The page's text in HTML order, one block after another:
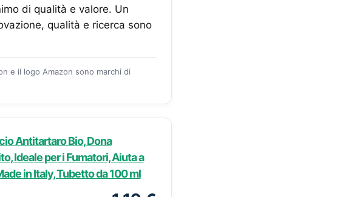
di qualità e valore. Un
qualità e ricerca sono
e il logo Amazon sono marchi di
Antitartaro Bio, Dona
Ideale per i Fumatori, Aiuta a
in Italy, Tubetto da 100 ml